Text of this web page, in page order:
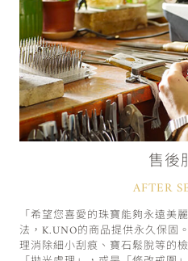
售後
AFTER
「希望您喜愛的珠寶能夠永遠美
法，K.UNO的商品提供永久保固
理消除細小刮痕、寶石鬆脫等的